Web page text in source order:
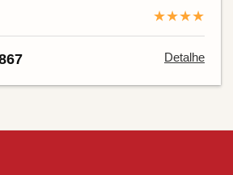
★★★★
Detalhe